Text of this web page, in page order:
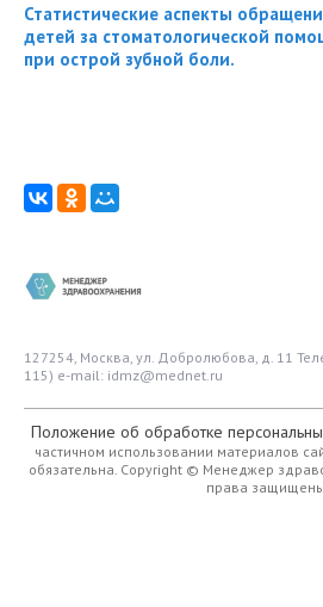
Статистические аспекты
детей за стоматологической
при острой зубной боли.
127254, Москва, ул. Добролюбова, д. 11
115) e-mail: idmz@mednet.ru
Положение об обработке
частичном использовании материалов
обязательна. Copyright © Менеджер
права защищены.